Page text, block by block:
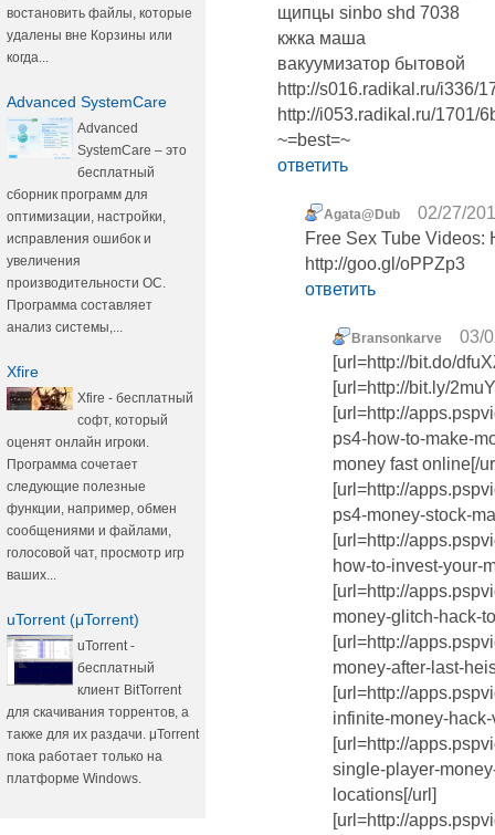
востановить файлы, которые
удалены вне Корзины или
когда...
Advanced SystemCare
Advanced
SystemCare – это
бесплатный
сборник программ для
оптимизации, настройки,
исправления ошибок и
увеличения
производительности ОС.
Программа составляет
анализ системы,...
Xfire
Xfire - бесплатный
софт, который
оценят онлайн игроки.
Программа сочетает
следующие полезные
функции, например, обмен
сообщениями и файлами,
голосовой чат, просмотр игр
ваших...
uTorrent (μTorrent)
uTorrent -
бесплатный
клиент BitTorrent
для скачивания торрентов, а
также для их раздачи. μTorrent
пока работает только на
платформе Windows.
щипцы sinbo shd 7038
кжка маша
вакуумизатор бытовой
http://s016.radikal.ru/i336/
http://i053.radikal.ru/1701/
~=best=~
ответить
Agata@Dub
02/27/
Free Sex Tube Videos:
http://goo.gl/oPPZp3
ответить
Bransonkarve
03/
[url=http://bit.do/
[url=http://bit.ly/
[url=http://
ps4-how-to-make-
money fast online[/
[url=http://
ps4-money-stock-
[url=http://
how-to-invest-your-
[url=http://
money-glitch-hack-
[url=http://
money-after-last-
[url=http://
infinite-money-
[url=http://
single-player-
locations[/url]
[url=http://